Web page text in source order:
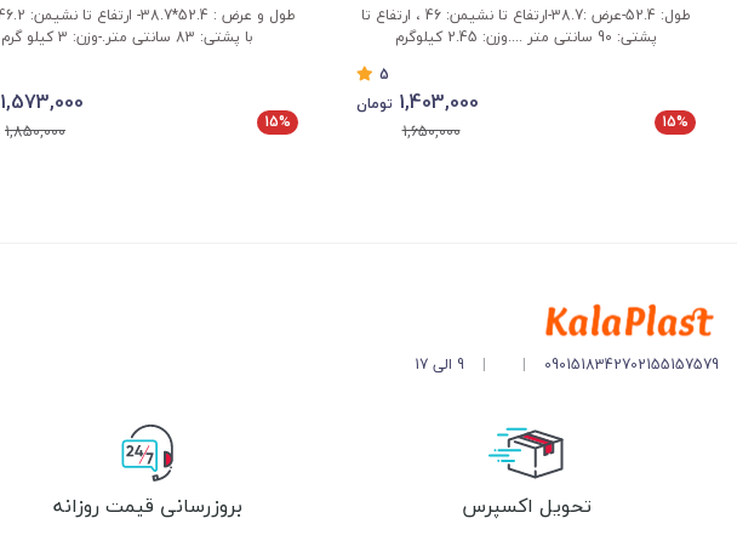
طول: 52.4-عرض :38.7-ارتفاع تا نشیمن: 46 ، ارتفاع تا
پشتی: 90 سانتی متر ....وزن: 2.45 کیلوگرم
5
15%
1,403,000 تومان
1,650,000
با پشتی: 83 سانتی متر.-وزن: 3 کیلو گرم
15%
1,573,000
1,850,000
02155157579
09015183427
|
| 9 الی 17
تحویل اکسپرس بروزرسانی قیمت روزانه